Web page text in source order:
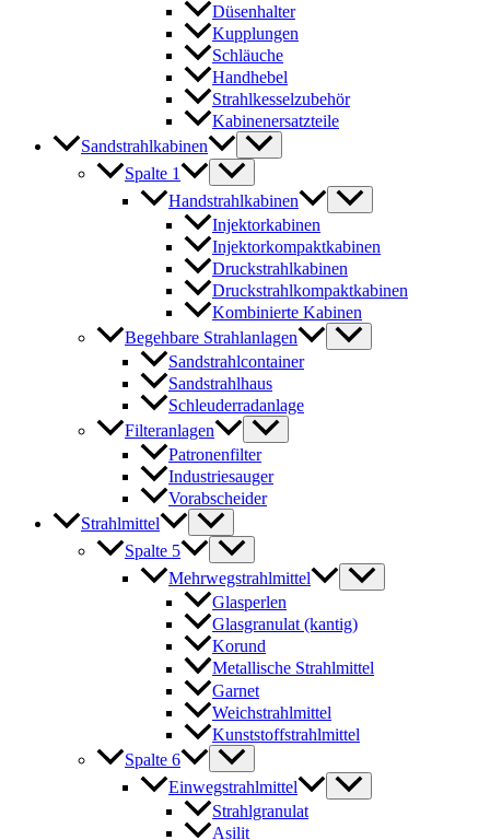
Düsenhalter
Kupplungen
Schläuche
Handhebel
Strahlkesselzubehör
Kabinenersatzteile
Sandstrahlkabinen
Spalte 1
Handstrahlkabinen
Injektorkabinen
Injektorkompaktkabinen
Druckstrahlkabinen
Druckstrahlkompaktkabinen
Kombinierte Kabinen
Begehbare Strahlanlagen
Sandstrahlcontainer
Sandstrahlhaus
Schleuderradanlage
Filteranlagen
Patronenfilter
Industriesauger
Vorabscheider
Strahlmittel
Spalte 5
Mehrwegstrahlmittel
Glasperlen
Glasgranulat (kantig)
Korund
Metallische Strahlmittel
Garnet
Weichstrahlmittel
Kunststoffstrahlmittel
Spalte 6
Einwegstrahlmittel
Strahlgranulat
Asilit